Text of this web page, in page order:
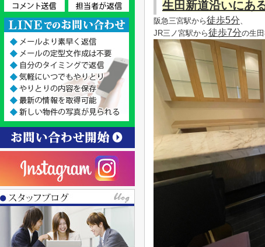
生田新道沿いにあ
阪急三宮駅から徒歩5分、
JR三ノ宮駅から徒歩7分の生